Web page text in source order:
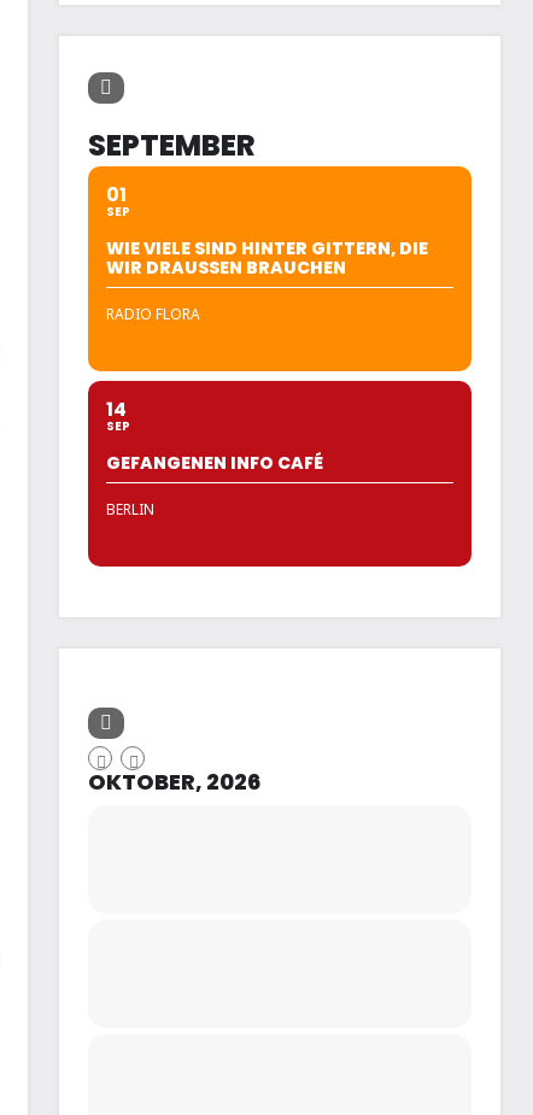
SEPTEMBER
01
SEP
WIE VIELE SIND HINTER GITTERN, DIE
WIR DRAUSSEN BRAUCHEN
RADIO FLORA
14
SEP
GEFANGENEN INFO CAFÉ
BERLIN
OKTOBER, 2026